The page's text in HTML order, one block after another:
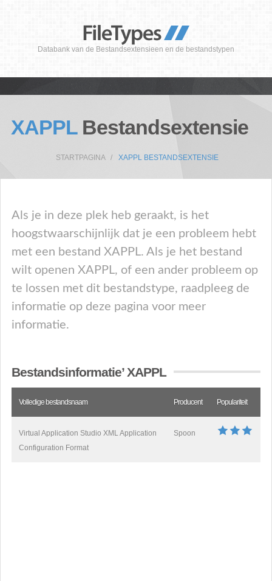
Databank van de Bestandsextensieen en de bestandstypen
XAPPLBestandsextensie
STARTPAGINA XAPPL BESTANDSEXTENSIE
Als je in deze plek heb geraakt, is het
hoogstwaarschijnlijk dat je een probleem hebt
met een bestand XAPPL. Als je het bestand
wilt openen XAPPL, of een ander probleem op
te lossen met dit bestandstype, raadpleeg de
informatie op deze pagina voor meer
informatie.
Bestandsinformatie’ XAPPL
Volledige bestandsnaam Producent Populariteit
Virtual Application Studio XML Application
Configuration Format
Spoon